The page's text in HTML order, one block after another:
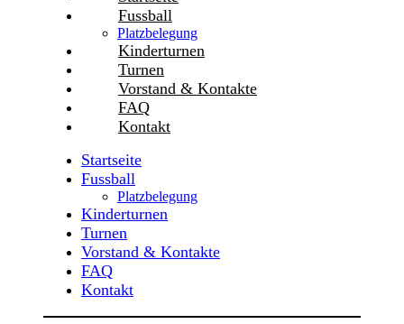
Fussball
Platzbelegung
Kinderturnen
Turnen
Vorstand & Kontakte
FAQ
Kontakt
Startseite
Fussball
Platzbelegung
Kinderturnen
Turnen
Vorstand & Kontakte
FAQ
Kontakt